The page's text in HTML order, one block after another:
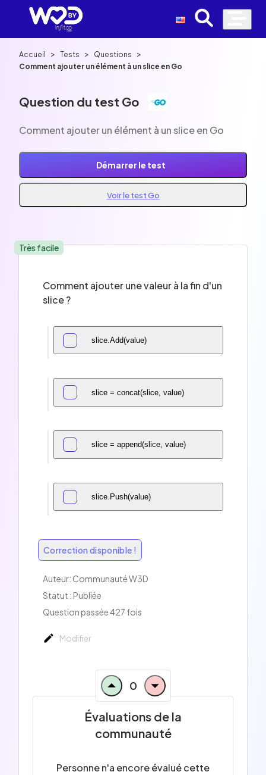
Accueil > Tests > Questions >
Comment ajouter un élément à un slice en Go
Question du test Go
Comment ajouter un élément à un slice en Go
Démarrer le test
Voir le test Go
Très facile
Comment ajouter une valeur à la fin d'un
slice ?
slice.Add(value)
slice = concat(slice, value)
slice = append(slice, value)
slice.Push(value)
Correction disponible !
Auteur: Communauté W3D
Statut : Publiée
Question passée 427 fois
Modifier
0
Évaluations de la
communauté
Personne n'a encore évalué cette